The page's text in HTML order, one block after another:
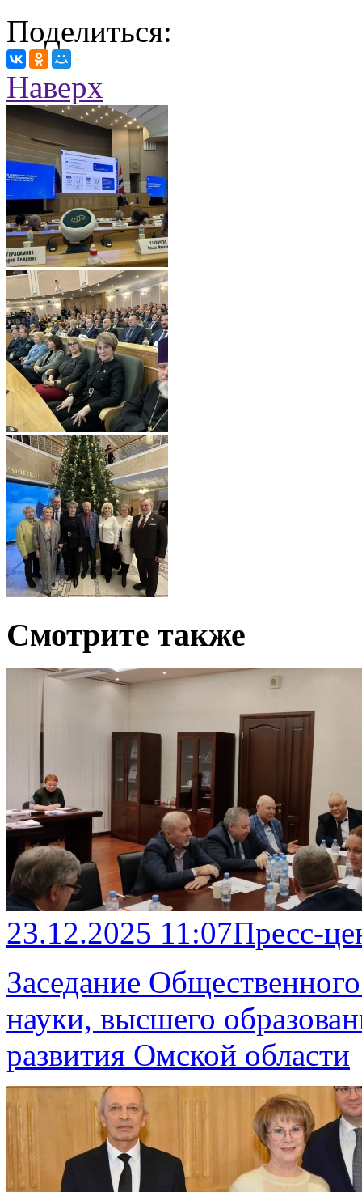
Поделиться:
Наверх
Смотрите также
23.12.2025 11:07Пресс-
Заседание
науки, высшего
развития Омской области